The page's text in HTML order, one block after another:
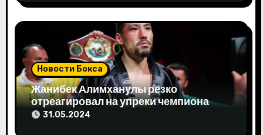
Новости Бокса
Жанибек Алимханулы резко
отреагировал на упреки чемпиона
мира
31.05.2024